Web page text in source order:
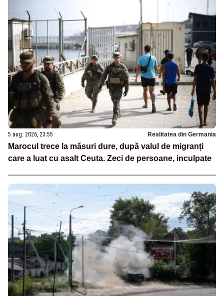
5 aug. 2026, 23:55 Realitatea din Germania
Marocul trece la măsuri dure, după valul de migranți
care a luat cu asalt Ceuta. Zeci de persoane, inculpate